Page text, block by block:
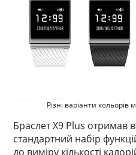
Різні варіанти кольорів
Браслет X9 Plus отримав
стандартний набір
до виміру кількості